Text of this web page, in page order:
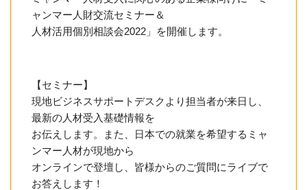
ャンマー人財交流セミナー＆
人材活用個別相談会2022」を開催します。
【セミナー】
現地ビジネスサポートデスクより担当者が来日し、
最新の人材受入基礎情報を
お伝えします。また、日本での就業を希望するミャ
ンマー人材が現地から
オンラインで登壇し、皆様からのご質問にライブで
お答えします！